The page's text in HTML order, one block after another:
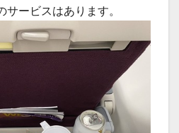
サービスはあります。